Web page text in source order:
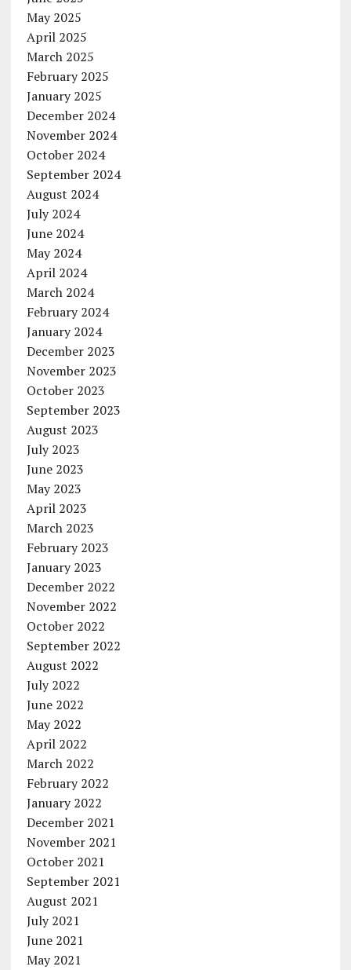
May 2025
April 2025
March 2025
February 2025
January 2025
December 2024
November 2024
October 2024
September 2024
August 2024
July 2024
June 2024
May 2024
April 2024
March 2024
February 2024
January 2024
December 2023
November 2023
October 2023
September 2023
August 2023
July 2023
June 2023
May 2023
April 2023
March 2023
February 2023
January 2023
December 2022
November 2022
October 2022
September 2022
August 2022
July 2022
June 2022
May 2022
April 2022
March 2022
February 2022
January 2022
December 2021
November 2021
October 2021
September 2021
August 2021
July 2021
June 2021
May 2021